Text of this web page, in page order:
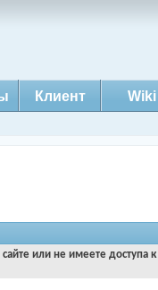
Клиент Wiki
или не имеете доступа